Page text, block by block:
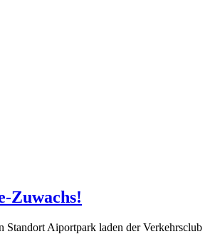
Zuwachs!
Standort Aiportpark laden der Verkehrsclub